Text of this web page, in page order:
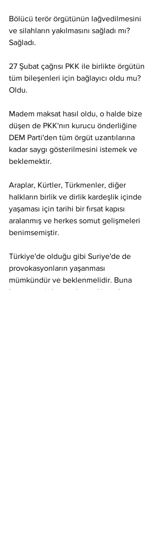
Bölücü terör örgütünün lağvedilmesini
ve silahların yakılmasını sağladı mı?
Sağladı.
27 Şubat çağrısı PKK ile birlikte örgütün
tüm bileşenleri için bağlayıcı oldu mu?
Oldu.
Madem maksat hasıl oldu, o halde bize
düşen de PKK'nın kurucu önderliğine
DEM Parti'den tüm örgüt uzantılarına
kadar saygı gösterilmesini istemek ve
beklemektir.
Araplar, Kürtler, Türkmenler, diğer
halkların birlik ve dirlik kardeşlik içinde
yaşaması için tarihi bir fırsat kapısı
aralanmış ve herkes somut gelişmeleri
benimsemiştir.
Türkiye'de olduğu gibi Suriye'de de
provokasyonların yaşanması
mümkündür ve beklenmelidir. Buna
karşı azami derecede ve düzeyde